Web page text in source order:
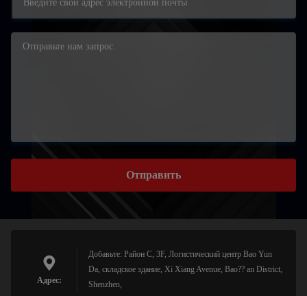
Отправить
Адрес:
Добавьте: Район C, 3F, Логистический центр Bao Yun
Da, складское здание, Xi Xiang Avenue, Bao?? an District,
Shenzhen,